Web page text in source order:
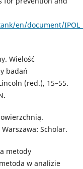
en/document/
Wielość
badań
(red.), 15–55.
Scholar.
metody
w analizie